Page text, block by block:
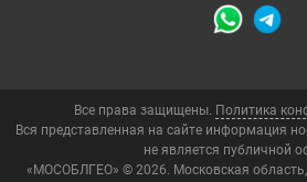
Все права защищены. Политика
Вся представленная на сайте информация
не является публичной
«МОСОБЛГЕО» © 2026. Московская область,